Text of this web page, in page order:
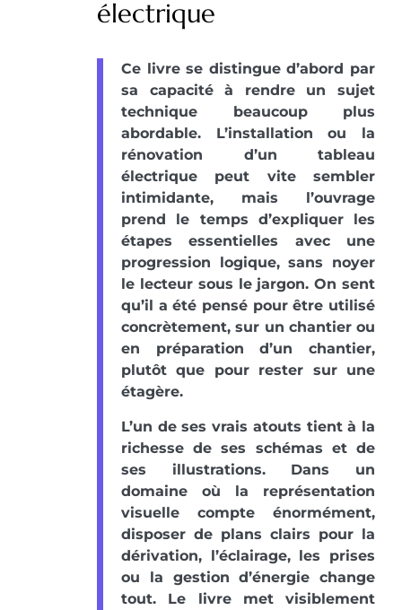
électrique
Ce livre se distingue d’abord par
sa capacité à rendre un sujet
technique beaucoup plus
abordable. L’installation ou la
rénovation d’un tableau
électrique peut vite sembler
intimidante, mais l’ouvrage
prend le temps d’expliquer les
étapes essentielles avec une
progression logique, sans noyer
le lecteur sous le jargon. On sent
qu’il a été pensé pour être utilisé
concrètement, sur un chantier ou
en préparation d’un chantier,
plutôt que pour rester sur une
étagère.
L’un de ses vrais atouts tient à la
richesse de ses schémas et de
ses illustrations. Dans un
domaine où la représentation
visuelle compte énormément,
disposer de plans clairs pour la
dérivation, l’éclairage, les prises
ou la gestion d’énergie change
tout. Le livre met visiblement